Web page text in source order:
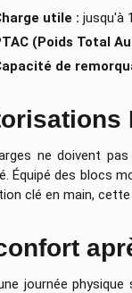
utile : jusqu'à
(Poids Total
de
ne doivent
Équipé des blocs
clé en main,
journée